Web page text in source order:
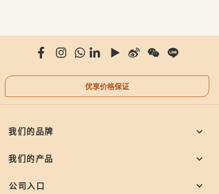
优享价格保证
我们的品牌
我们的产品
公司入口